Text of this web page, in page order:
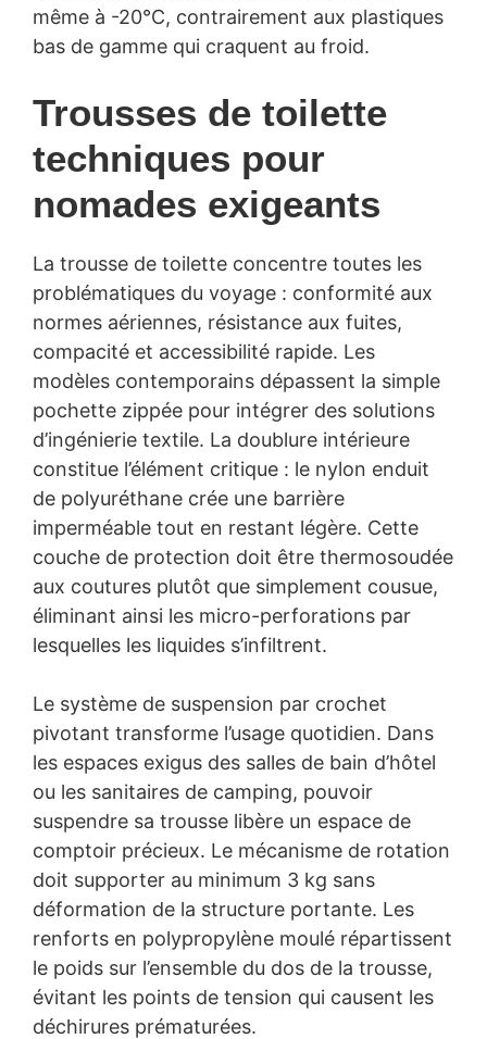
même à -20°C, contrairement aux plastiques
bas de gamme qui craquent au froid.
Trousses de toilette
techniques pour
nomades exigeants
La trousse de toilette concentre toutes les
problématiques du voyage : conformité aux
normes aériennes, résistance aux fuites,
compacité et accessibilité rapide. Les
modèles contemporains dépassent la simple
pochette zippée pour intégrer des solutions
d’ingénierie textile. La doublure intérieure
constitue l’élément critique : le nylon enduit
de polyuréthane crée une barrière
imperméable tout en restant légère. Cette
couche de protection doit être thermosoudée
aux coutures plutôt que simplement cousue,
éliminant ainsi les micro-perforations par
lesquelles les liquides s’infiltrent.
Le système de suspension par crochet
pivotant transforme l’usage quotidien. Dans
les espaces exigus des salles de bain d’hôtel
ou les sanitaires de camping, pouvoir
suspendre sa trousse libère un espace de
comptoir précieux. Le mécanisme de rotation
doit supporter au minimum 3 kg sans
déformation de la structure portante. Les
renforts en polypropylène moulé répartissent
le poids sur l’ensemble du dos de la trousse,
évitant les points de tension qui causent les
déchirures prématurées.